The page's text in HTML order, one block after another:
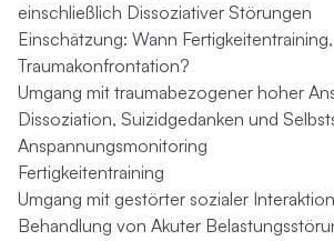
einschließlich Dissoziativer Störungen
Einschätzung: Wann
Traumakonfrontation?
Umgang mit traumabezogener hoher
Dissoziation, Suizidgedanken und
Anspannungsmonitoring
Fertigkeitentraining
Umgang mit gestörter sozialer Interaktion
Behandlung von Akuter